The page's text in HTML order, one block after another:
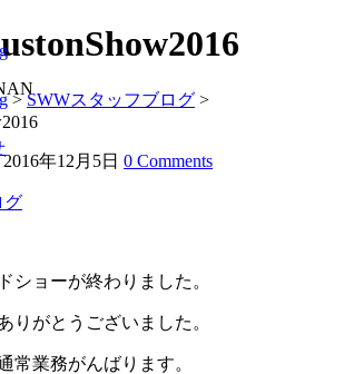
>SWWスタッフブログ >
2016年12月5日 0 Comments
グ
ショーが終わりました。
りがとうございました。
常業務がんばります。